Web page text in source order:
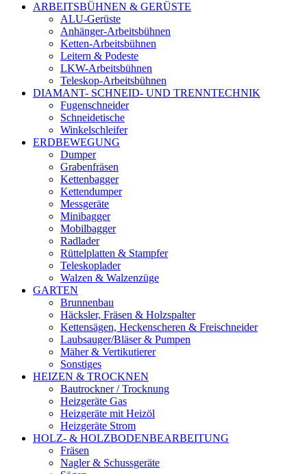
ARBEITSBÜHNEN & GERÜSTE
ALU-Gerüste
Anhänger-Arbeitsbühnen
Ketten-Arbeitsbühnen
Leitern & Podeste
LKW-Arbeitsbühnen
Teleskop-Arbeitsbühnen
DIAMANT- SCHNEID- UND TRENNTECHNIK
Fugenschneider
Schneidetische
Winkelschleifer
ERDBEWEGUNG
Dumper
Grabenfräsen
Kettenbagger
Kettendumper
Messgeräte
Minibagger
Mobilbagger
Radlader
Rüttelplatten & Stampfer
Teleskoplader
Walzen & Walzenzüge
GARTEN
Brunnenbau
Häcksler, Fräsen & Holzspalter
Kettensägen, Heckenscheren & Freischneider
Laubsauger/Bläser & Pumpen
Mäher & Vertikutierer
Sonstiges
HEIZEN & TROCKNEN
Bautrockner / Trocknung
Heizgeräte Gas
Heizgeräte mit Heizöl
Heizgeräte Strom
HOLZ- & HOLZBODENBEARBEITUNG
Fräsen
Nagler & Schussgeräte